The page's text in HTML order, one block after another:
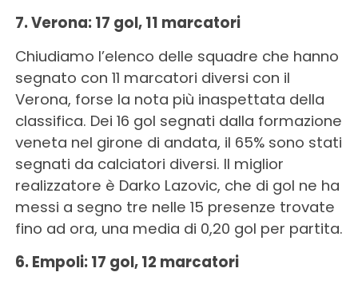
7. Verona: 17 gol, 11 marcatori
Chiudiamo l’elenco delle squadre che hanno
segnato con 11 marcatori diversi con il
Verona, forse la nota più inaspettata della
classifica. Dei 16 gol segnati dalla formazione
veneta nel girone di andata, il 65% sono stati
segnati da calciatori diversi. Il miglior
realizzatore è Darko Lazovic, che di gol ne ha
messi a segno tre nelle 15 presenze trovate
fino ad ora, una media di 0,20 gol per partita.
6. Empoli: 17 gol, 12 marcatori